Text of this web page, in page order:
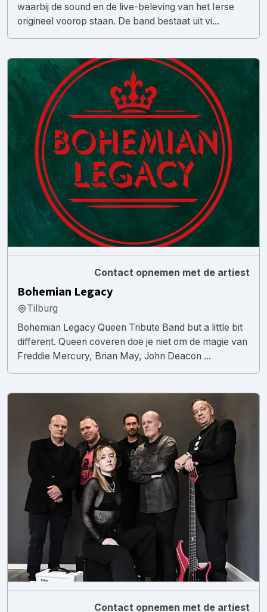
waarbij de sound en de live-beleving van het Ierse
origineel voorop staan. De band bestaat uit vi...
Contact opnemen met de artiest
Bohemian Legacy
Tilburg
Bohemian Legacy Queen Tribute Band but a little bit
different. Queen coveren doe je niet om de magie van
Freddie Mercury, Brian May, John Deacon ...
Contact opnemen met de artiest